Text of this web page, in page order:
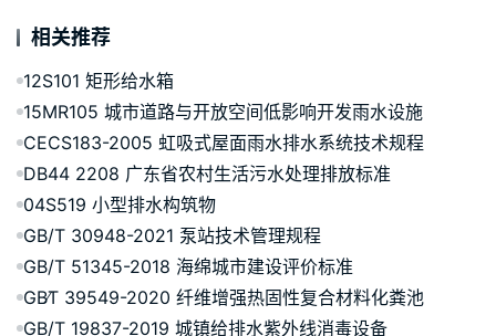
相关推荐
12S101 矩形给水箱
15MR105 城市道路与开放空间低影响开发雨水设施
CECS183-2005 虹吸式屋面雨水排水系统技术规程
DB44 2208 广东省农村生活污水处理排放标准
04S519 小型排水构筑物
GB/T 30948-2021 泵站技术管理规程
GB/T 51345-2018 海绵城市建设评价标准
GB∕T 39549-2020 纤维增强热固性复合材料化粪池
GB/T 19837-2019 城镇给排水紫外线消毒设备